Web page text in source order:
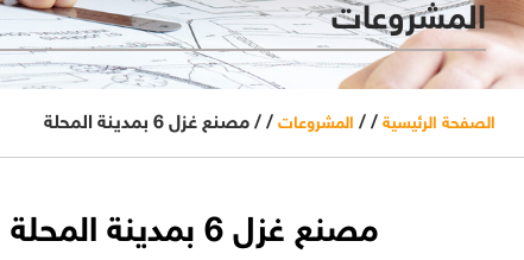
المشروعات
الصفحة الرئيسية / / المشروعات / / مصنع غزل 6 بمدينة المحلة
مصنع غزل 6 بمدينة المحلة - مصر